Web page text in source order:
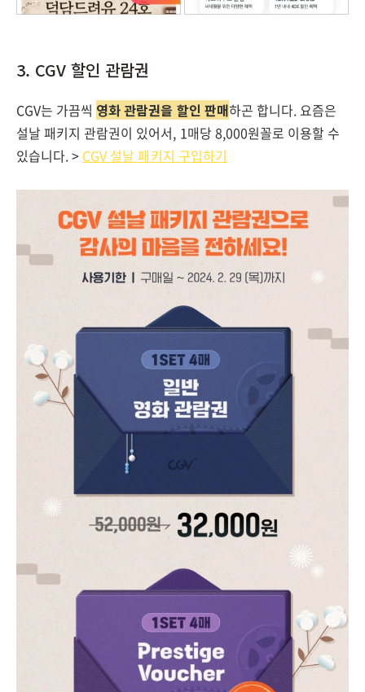
3. CGV 할인 관람권
CGV는 가끔씩 영화 관람권을 할인 판매하곤 합니다. 요즘은
설날 패키지 관람권이 있어서, 1매당 8,000원꼴로 이용할 수
있습니다. > CGV 설날 패키지 구입하기